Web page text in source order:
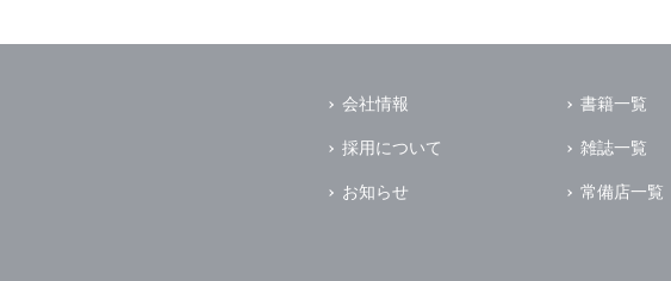
会社情報
採用について
お知らせ
書籍一覧
雑誌一覧
常備店一覧